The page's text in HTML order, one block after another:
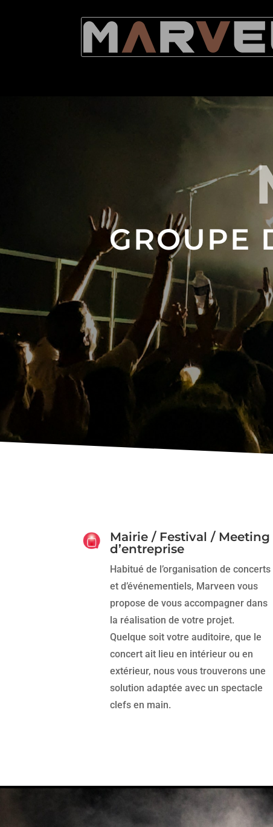
GROUPE
Mairie / Festival / Meeting
d’entreprise
Habitué de l’organisation de concerts
et d’événementiels, Marveen vous
propose de vous accompagner dans
la réalisation de votre projet.
Quelque soit votre auditoire, que le
concert ait lieu en intérieur ou en
extérieur, nous vous trouverons une
solution adaptée avec un spectacle
clefs en main.